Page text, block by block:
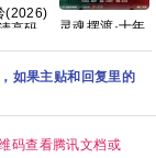
(2026)
高码画
1～
灵魂摆渡·十年
渡5 悬疑惊悚
奇幻冒险 于毅
刘智扬 肖茵 已
如果主贴和回复里的
码查看腾讯文档或